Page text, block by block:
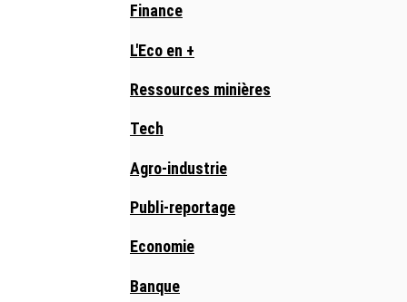
Finance
L'Eco en +
Ressources minières
Tech
Agro-industrie
Publi-reportage
Economie
Banque